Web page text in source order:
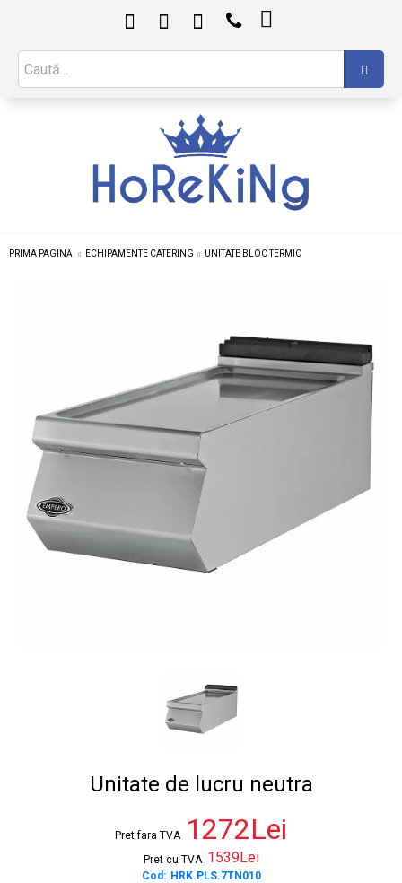

PRIMA PAGINĂ ECHIPAMENTE CATERING UNITATE BLOC TERMIC
Unitate de lucru neutra
Pret fara TVA 1272Lei
Pret cu TVA 1539Lei
Cod: HRK.PLS.7TN010